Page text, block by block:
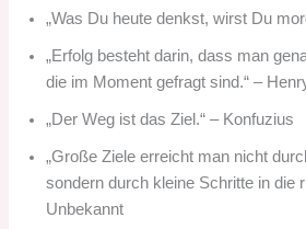
„Was Du heute denkst, wirst Du
„Erfolg besteht darin, dass man
die im Moment gefragt sind.“ –
„Der Weg ist das Ziel.“ – Konfuzius
„Große Ziele erreicht man nicht
sondern durch kleine Schritte in die
Unbekannt